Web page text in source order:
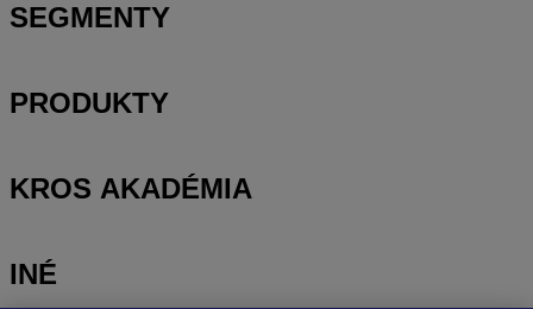
SEGMENTY
PRODUKTY
KROS AKADÉMIA
INÉ